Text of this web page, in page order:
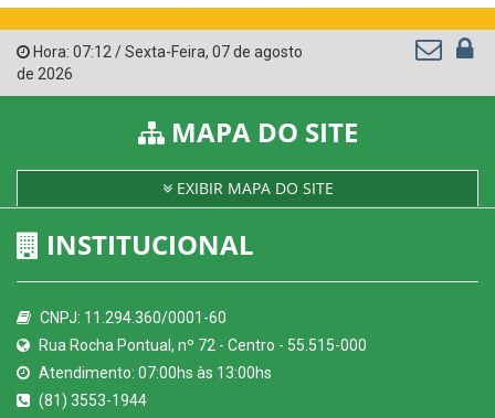
Hora: 07:12/Sexta-Feira, 07 de agosto
de 2026
MAPA DO SITE
EXIBIR MAPA DO SITE
INSTITUCIONAL
CNPJ: 11.294.360/0001-60
Rua Rocha Pontual, nº 72 - Centro - 55.515-000
Atendimento: 07:00hs às 13:00hs
(81) 3553-1944